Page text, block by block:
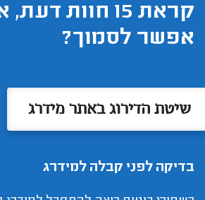
קראת 15 חוות
אפשר לסמוך?
שיטת הדירוג באתר מידרג
בדיקה לפני קבלה למידרג